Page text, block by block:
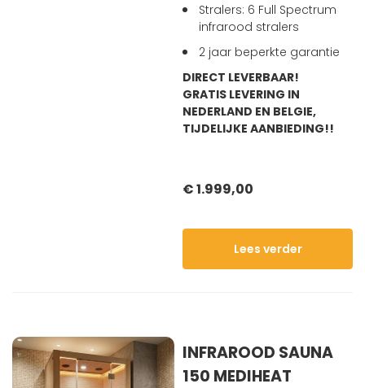
Stralers: 6 Full Spectrum
infrarood stralers
2 jaar beperkte garantie
DIRECT LEVERBAAR!
GRATIS LEVERING IN
NEDERLAND EN BELGIE,
TIJDELIJKE AANBIEDING!!
€ 1.999,00
Lees verder
INFRAROOD SAUNA
150 MEDIHEAT